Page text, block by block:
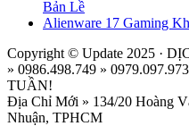
Bản Lề
Alienware 17 Gaming
Copyright © Update 2025 ·
» 0986.498.749 »
TUẦN!
Địa Chỉ Mới » 134/20 Hoàng
Nhuận, TPHCM